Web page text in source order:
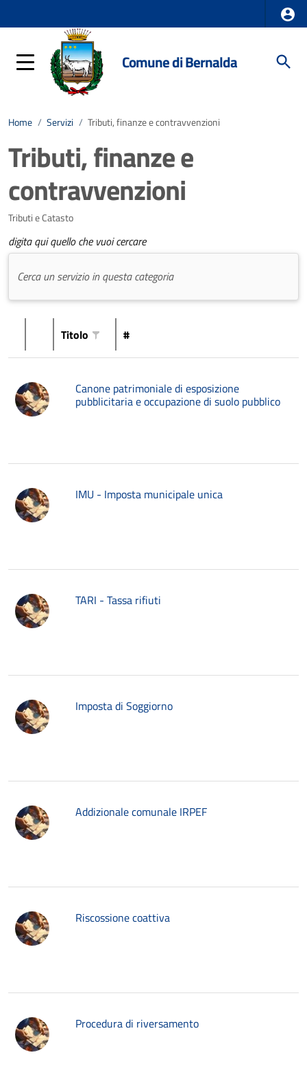
Comune di Bernalda
Home / Servizi / Tributi, finanze e contravvenzioni
Tributi, finanze e
contravvenzioni
Tributi e Catasto
digita qui quello che vuoi cercare
Titolo #
Canone patrimoniale di esposizione
pubblicitaria e occupazione di suolo pubblico
IMU - Imposta municipale unica
TARI - Tassa rifiuti
Imposta di Soggiorno
Addizionale comunale IRPEF
Riscossione coattiva
Procedura di riversamento